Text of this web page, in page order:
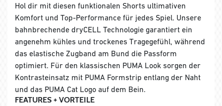
Hol dir mit diesen funktionalen Shorts ultimativen
Komfort und Top-Performance für jedes Spiel. Unsere
bahnbrechende dryCELL Technologie garantiert ein
angenehm kühles und trockenes Tragegefühl, während
das elastische Zugband am Bund die Passform
optimiert. Für den klassischen PUMA Look sorgen der
Kontrasteinsatz mit PUMA Formstrip entlang der Naht
und das PUMA Cat Logo auf dem Bein.
FEATURES + VORTEILE